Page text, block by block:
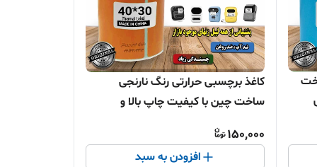
کاغذ برچسبی حرارتی رنگ نارنجی
ساخت چین با کیفیت چاپ بالا و
150,000
افزودن به سبد